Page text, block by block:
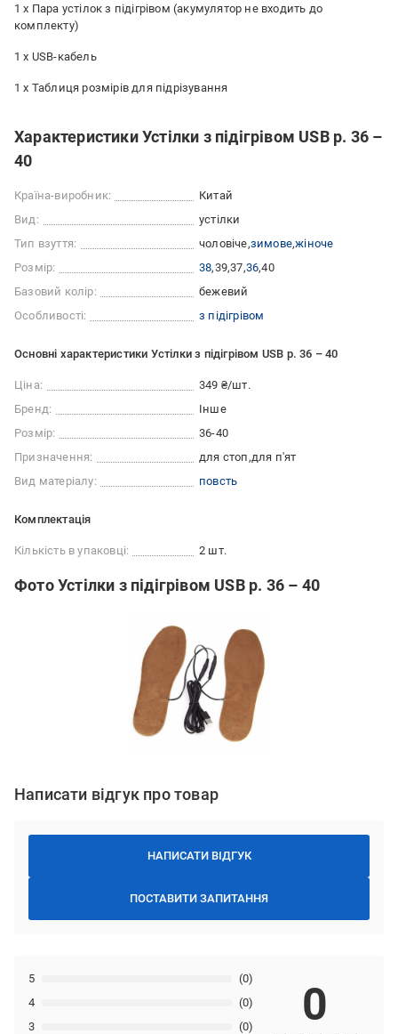
1 х Пара устілок з підігрівом (акумулятор не входить до
комплекту)
1 х USB-кабель
1 х Таблиця розмірів для підрізування
Характеристики Устілки з підігрівом USB р. 36 –
40
Країна-виробник:
Китай
Вид:
устілки
Тип взуття:
чоловіче зимове жіноче
Розмір:
38 39 37 36 40
Базовий колір:
бежевий
Особливості:
з підігрівом
Основні характеристики Устілки з підігрівом USB р. 36 – 40
Ціна:
349 ₴/шт.
Бренд:
Інше
Розмір:
36-40
Призначення:
для стоп для п'ят
Вид матеріалу:
повсть
Комплектація
Кількість в упаковці: 2 шт.
Фото Устілки з підігрівом USB р. 36 – 40
Написати відгук про товар
НАПИСАТИ ВІДГУК
ПОСТАВИТИ ЗАПИТАННЯ
3 (0)
4 (0)
5 (0)
0